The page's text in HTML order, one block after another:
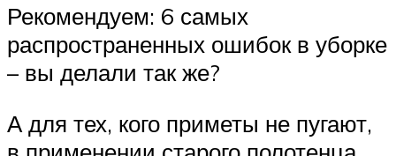
Рекомендуем: 6 самых
распространенных ошибок в уборке
– вы делали так же?
А для тех, кого приметы не пугают,